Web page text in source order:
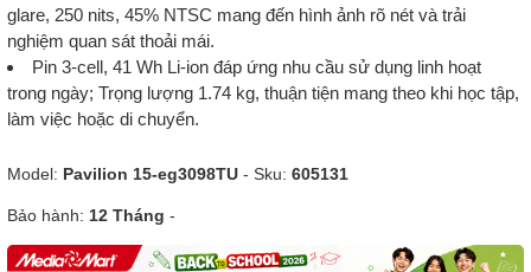
glare, 250 nits, 45% NTSC mang đến hình ảnh rõ nét và trải
nghiệm quan sát thoải mái.
Pin 3-cell, 41 Wh Li-ion đáp ứng nhu cầu sử dụng linh hoạt
trong ngày; Trọng lượng 1.74 kg, thuận tiện mang theo khi học tập,
làm việc hoặc di chuyển.
Model: Pavilion 15-eg3098TU - Sku: 605131
Bảo hành: 12 Tháng -